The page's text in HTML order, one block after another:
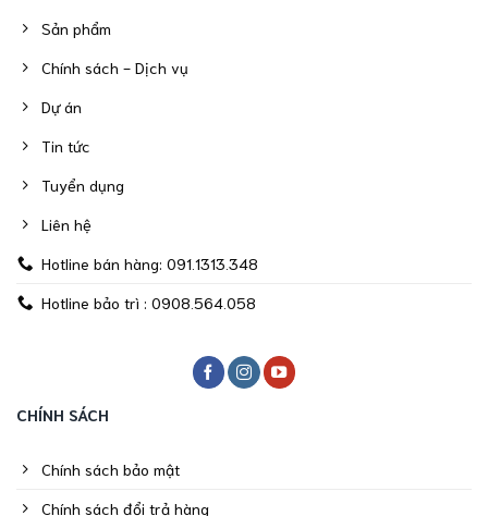
Sản phẩm
Chính sách - Dịch vụ
Dự án
Tin tức
Tuyển dụng
Liên hệ
Hotline bán hàng: 091.1313.348
Hotline bảo trì : 0908.564.058
CHÍNH SÁCH
Chính sách bảo mật
Chính sách đổi trả hàng